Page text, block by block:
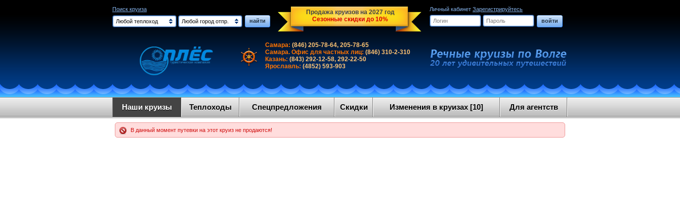
Поиск круиза
Любой теплоход
Любой город отпр. найти
Продажа круизов на 2027 год
Сезонные скидки до 10%
Личный кабинет Зарегистрируйтесь
войти
Самара: (846) 205-78-64, 205-78-65
Самара. Офис для частных лиц: (846) 310-2-310
Казань: (843) 292-12-58, 292-22-50
Ярославль: (4852) 593-903
Наши круизы Теплоходы Спецпредложения Скидки Изменения в круизах [10] Для агентств
В данный момент путевки на этот круиз не продаются!